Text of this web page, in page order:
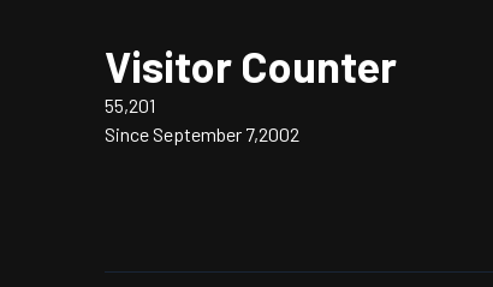
Visitor Counter
55,201
Since September 7,2002